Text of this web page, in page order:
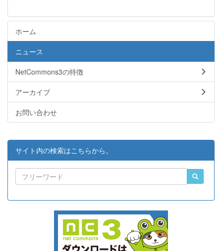
ホーム
ニュース
NetCommons3の特徴
アーカイブ
お問い合わせ
サイト内の検索はこちらから。